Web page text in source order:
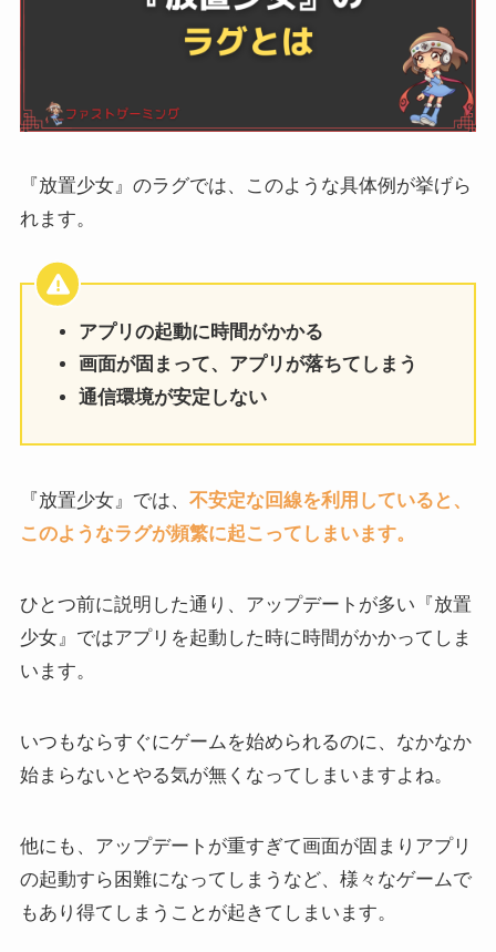
『放置少女』のラグでは、このような具体例が挙げら
れます。
アプリの起動に時間がかかる
画面が固まって、アプリが落ちてしまう
通信環境が安定しない
『放置少女』では、 不安定な回線を利用していると、
このようなラグが頻繁に起こってしまいます。
ひとつ前に説明した通り、アップデートが多い『放置
少女』ではアプリを起動した時に時間がかかってしま
います。
いつもならすぐにゲームを始められるのに、なかなか
始まらないとやる気が無くなってしまいますよね。
他にも、アップデートが重すぎて画面が固まりアプリ
の起動すら困難になってしまうなど、様々なゲームで
もあり得てしまうことが起きてしまいます。